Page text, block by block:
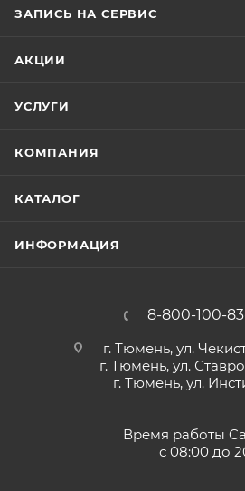
ЗАПИСЬ НА СЕРВИС
АКЦИИ
УСЛУГИ
КОМПАНИЯ
КАТАЛОГ
ИНФОРМАЦИЯ
8-800-100-
г. Тюмень, ул.
г. Тюмень, ул.
г. Тюмень, ул.
Время работы
с 08:00 до